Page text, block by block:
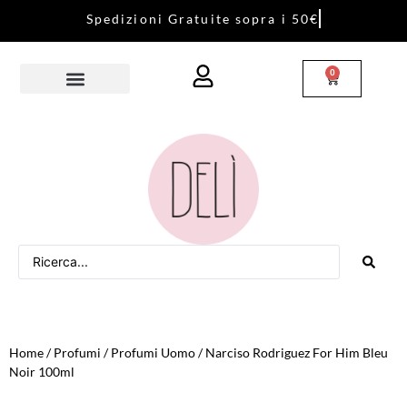
Sped izi on i Gratu ite sopra i 50€
0
Home/Profumi /Profumi Uomo/ Narciso Rodriguez For Him Bleu
Noir 100ml